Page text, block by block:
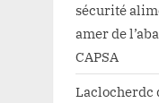
sécurité
amer de
CAPSA
Laclocherdc